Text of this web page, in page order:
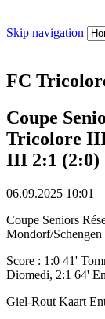
Skip navigation
FC
Coupe
Tricolore
III 2:1 (2:0)
06.09.2025 10:01
Coupe Seniors
Mondorf/
Score : 1:0 41'
Diomedi, 2:1 64'
Giel-Rout Kaart